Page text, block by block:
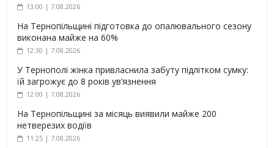
13:00 | 7.08.2026
На Тернопільщині підготовка до опалювального сезону
виконана майже на 60%
12:30 | 7.08.2026
У Тернополі жінка привласнила забуту підлітком сумку:
їй загрожує до 8 років ув’язнення
12:00 | 7.08.2026
На Тернопільщині за місяць виявили майже 200
нетверезих водіїв
11:25 | 7.08.2026